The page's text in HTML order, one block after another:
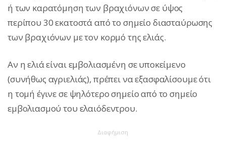
ή των καρατόμηση των βραχιόνων σε ύψος
περίπου 30 εκατοστά από το σημείο διασταύρωσης
των βραχιόνων με τον κορμό της ελιάς.
Αν η ελιά είναι εμβολιασμένη σε υποκείμενο
(συνήθως αγριελιάς), πρέπει να εξασφαλίσουμε ότι
η τομή έγινε σε ψηλότερο σημείο από το σημείο
εμβολιασμού του ελαιόδεντρου.
Διαφήμιση